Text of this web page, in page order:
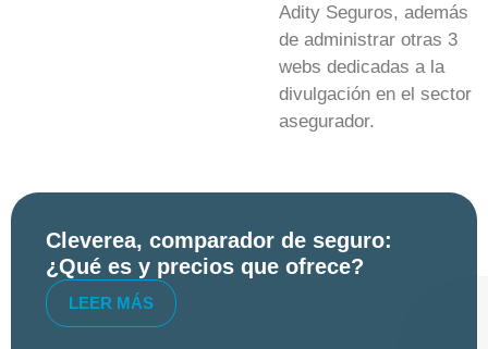
Adity Seguros, además
de administrar otras 3
webs dedicadas a la
divulgación en el sector
asegurador.
Cleverea, comparador de seguro:
¿Qué es y precios que ofrece?
LEER MÁS